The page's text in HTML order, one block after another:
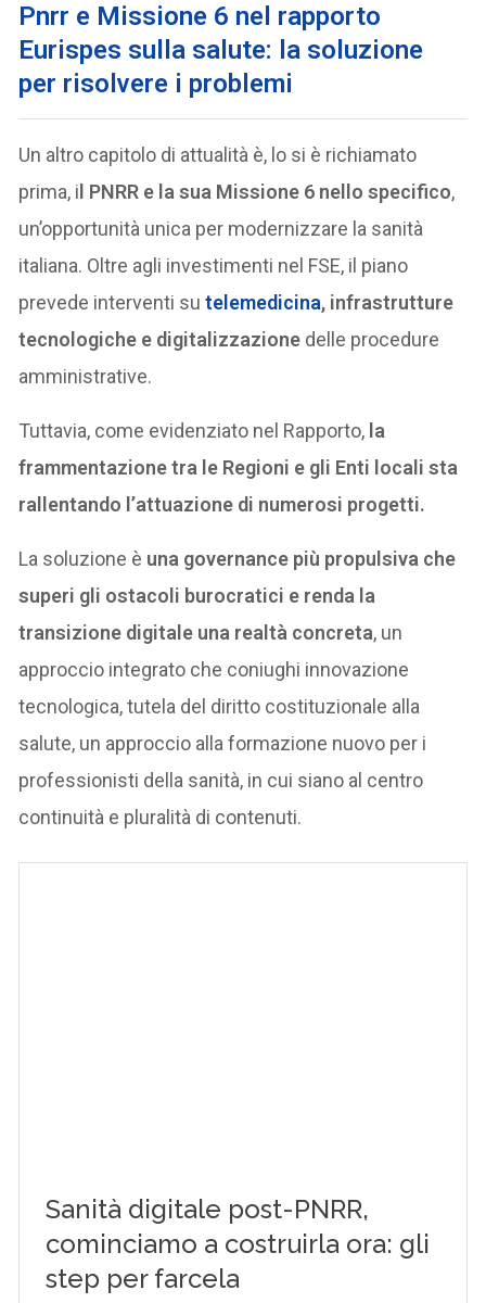
Pnrr e Missione 6 nel rapporto
Eurispes sulla salute: la soluzione
per risolvere i problemi
Un altro capitolo di attualità è, lo si è richiamato
prima, i l PNRR e la sua Missione 6 nello specifico,
un’opportunità unica per modernizzare la sanità
italiana. Oltre agli investimenti nel FSE, il piano
prevede interventi sutelemedicina, infrastrutture
tecnologiche e digitalizzazione delle procedure
amministrative.
Tuttavia, come evidenziato nel Rapporto, la
frammentazione tra le Regioni e gli Enti locali sta
rallentando l’attuazione di numerosi progetti.
La soluzione è una governance più propulsiva che
superi gli ostacoli burocratici e renda la
transizione digitale una realtà concreta, un
approccio integrato che coniughi innovazione
tecnologica, tutela del diritto costituzionale alla
salute, un approccio alla formazione nuovo per i
professionisti della sanità, in cui siano al centro
continuità e pluralità di contenuti.